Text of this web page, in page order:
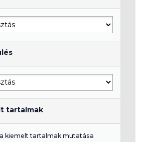
tartalmak
kiemelt tartalmak mutatása